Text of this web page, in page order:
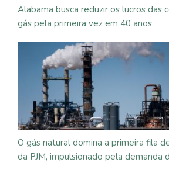
Alabama busca reduzir os lucros das
gás pela primeira vez em 40 anos
O gás natural domina a primeira fila
da PJM, impulsionado pela demanda